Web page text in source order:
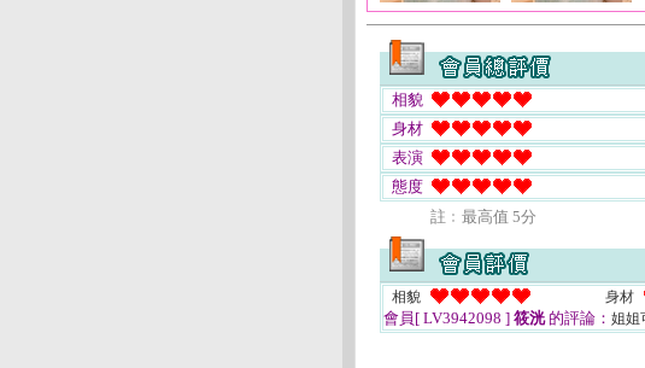
相貌
身材
表演
態度
註﹕最高值 5分
相貌 身材
會員[ LV3942098 ] 筱洸的評論： 姐姐